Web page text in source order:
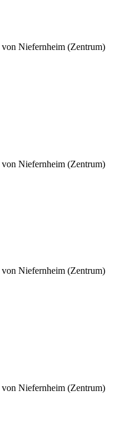
von Niefernheim (Zentrum)
von Niefernheim (Zentrum)
von Niefernheim (Zentrum)
von Niefernheim (Zentrum)